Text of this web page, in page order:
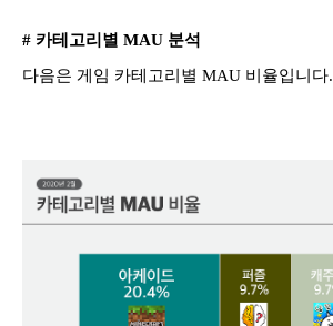
# 카테고리별 MAU 분석
다음은 게임 카테고리별 MAU 비율입니다.